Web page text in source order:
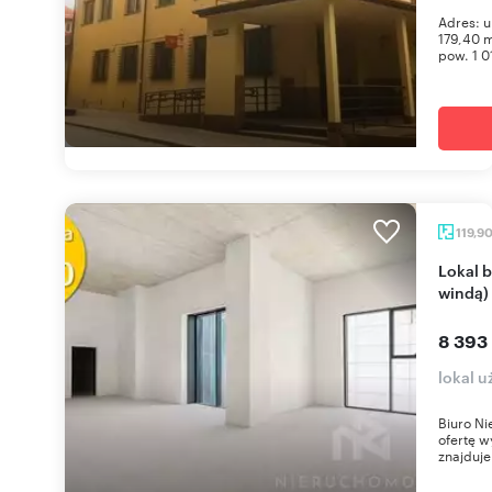
Adres:
179,40
pow. 1
Lokal biurowy 120 m² w Rzeszowie (widok, dostęp
windą)
8 393
lokal
Biuro
ofertę